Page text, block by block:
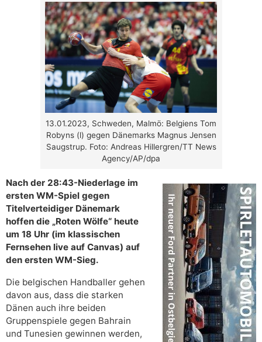
13.01.2023, Schweden, Malmö: Belgiens Tom
Robyns (l) gegen Dänemarks Magnus Jensen
Saugstrup. Foto: Andreas Hillergren/TT News
Agency/AP/dpa
Nach der 28:43-Niederlage im
ersten WM-Spiel gegen
Titelverteidiger Dänemark
hoffen die „Roten Wölfe“ heute
um 18 Uhr (im klassischen
Fernsehen live auf Canvas) auf
den ersten WM-Sieg.
Die belgischen Handballer gehen
davon aus, dass die starken
Dänen auch ihre beiden
Gruppenspiele gegen Bahrain
und Tunesien gewinnen werden,